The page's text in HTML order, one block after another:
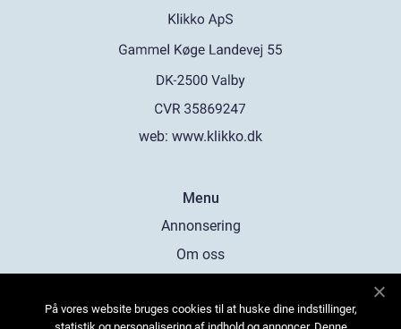
web: www.klikko.dk
Menu
Annonsering
Om oss
Kontakta oss
På vores website bruges cookies til at huske dine indstillinger,